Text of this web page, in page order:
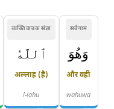
सर्वनाम
وَهُوَ
और वही
wahuwa
व्यक्तिवाचक संज्ञा
ٱللَّهُ
अल्लाह (है)
l-lahu